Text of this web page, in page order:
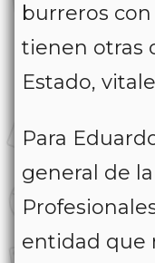
burreros
tienen otras
Estado,
Para
general de
entidad que